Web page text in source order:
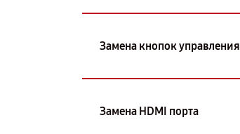
Замена кнопок управления
Замена HDMI порта